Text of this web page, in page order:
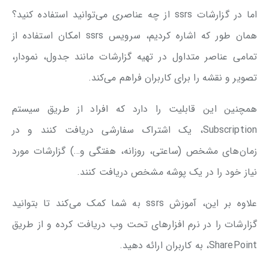
اما در گزارشات ssrs از چه عناصری می‌توانید استفاده کنید؟
همان طور که اشاره کردیم، سرویس ssrs امکان استفاده از
تمامی عناصر متداول در تهیه گزارشات مانند جدول، نمودار،
تصویر و نقشه را برای کاربران فراهم می‌کند.
همچنین این قابلیت را دارد که افراد از طریق سیستم
Subscription، یک اشتراک سفارشی دریافت کنند و در
زمان‌های مشخص (ساعتی، روزانه، هفتگی و…) گزارشات مورد
نیاز خود را در یک پوشه مشخص دریافت کنند.
علاوه بر این، آموزش ssrs به شما کمک می‌کند تا بتوانید
گزارشات را در نرم افزارهای تحت وب دریافت کرده و از طریق
SharePoint، به کاربران ارائه دهید.